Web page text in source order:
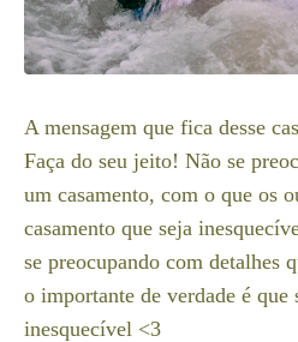
A mensagem que fica desse
Faça do seu jeito! Não se
um casamento, com o que os
casamento que seja
se preocupando com detalhes
o importante de verdade é que
inesquecível <3